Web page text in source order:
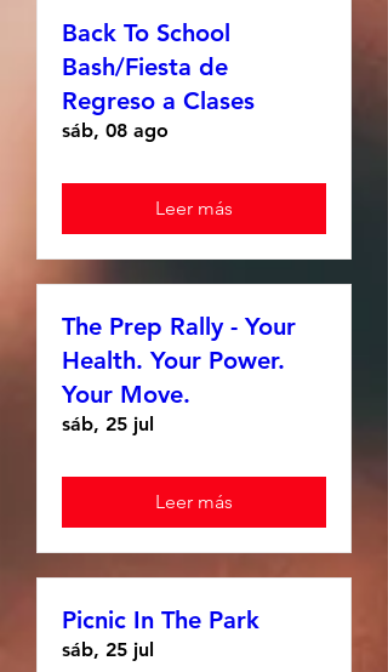
Back To School
Bash/Fiesta de
Regreso a Clases
sáb, 08 ago
Leer más
The Prep Rally - Your
Health. Your Power.
Your Move.
sáb, 25 jul
Leer más
Picnic In The Park
sáb, 25 jul